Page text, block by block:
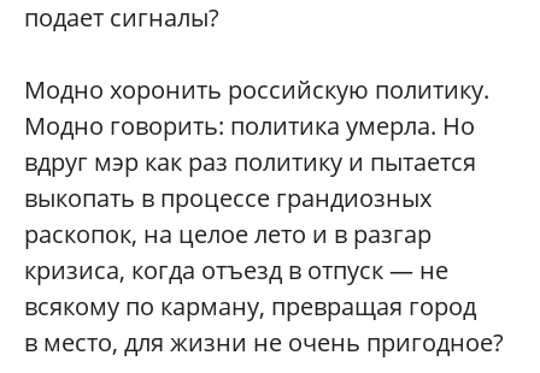
подает сигналы?
Модно хоронить российскую политику.
Модно говорить: политика умерла. Но
вдруг мэр как раз политику и пытается
выкопать в процессе грандиозных
раскопок, на целое лето и в разгар
кризиса, когда отъезд в отпуск — не
всякому по карману, превращая город
в место, для жизни не очень пригодное?